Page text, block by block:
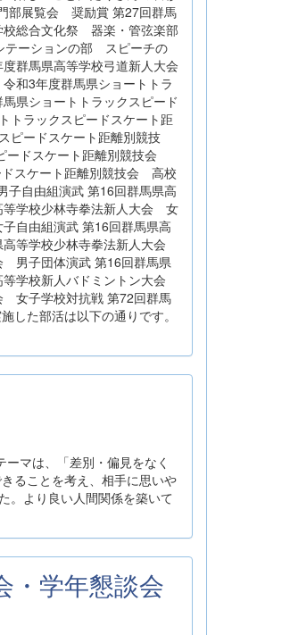
部展覧会 奨励賞 第27回群馬
総合文化祭 器楽・管弦楽部
ーションの部 スピーチの
群馬県高等学校弓道新人大会
和3年度群馬県ショートトラ
県ショートトラックスピード
トラックスピードスケート距
ピードスケート距離別競技
ドスケート距離別競技会
スケート距離別競技会 高校
自由組演武 第16回群馬県高
学校少林寺拳法新人大会 女
自由組演武 第16回群馬県高
等学校少林寺拳法新人大会
男子団体演武 第16回群馬県
学校新人バドミントン大会
女子学校対抗戦 第72回群馬
た部活は以下の通りです。
マは、「差別・偏見をなく
ることを考え、相手に思いや
。より良い人間関係を築いて
学年懇談会